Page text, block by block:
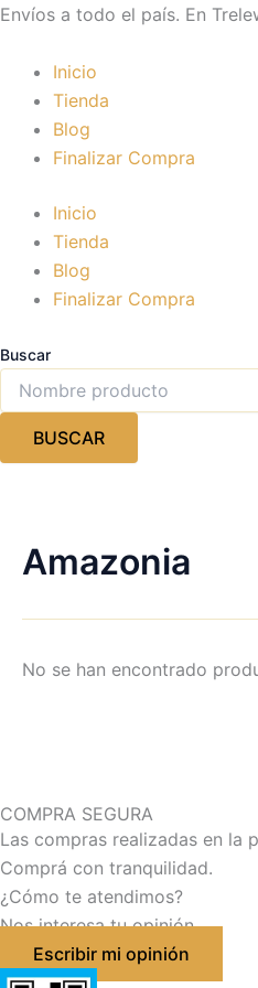
Ir
contenido
Envíos a todo el país. En
Inicio
Tienda
Blog
Finalizar Compra
Inicio
Tienda
Blog
Finalizar Compra
Buscar
BUSCAR
Amazonia
No se han encontrado
COMPRA SEGURA
Las compras realizadas en la
Comprá con tranquilidad.
¿Cómo te atendimos?
Nos interesa tu opinión
Escribir mi opinión